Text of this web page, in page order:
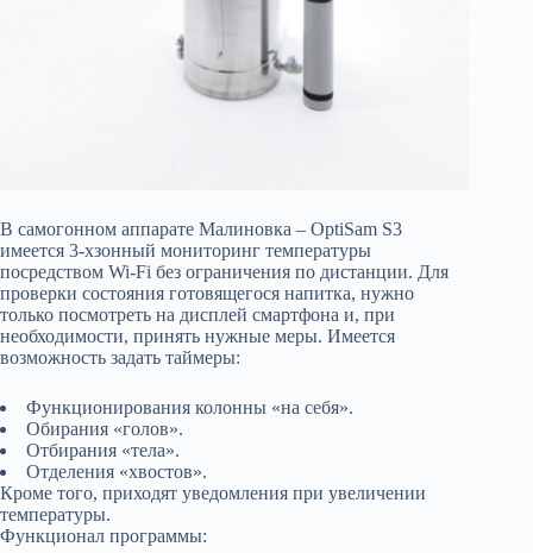
В самогонном аппарате Малиновка – OptiSam S3
имеется 3-хзонный мониторинг температуры
посредством Wi-Fi без ограничения по дистанции. Для
проверки состояния готовящегося напитка, нужно
только посмотреть на дисплей смартфона и, при
необходимости, принять нужные меры. Имеется
возможность задать таймеры:
Функционирования колонны «на себя».
Обирания «голов».
Отбирания «тела».
Отделения «хвостов».
Кроме того, приходят уведомления при увеличении
температуры.
Функционал программы: